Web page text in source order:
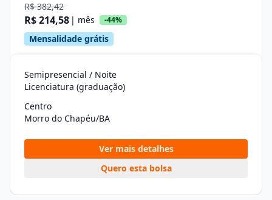
R$ 382,42
R$ 214,58 | mês -44%
Mensalidade grátis
Semipresencial / Noite
Licenciatura (graduação)
Centro
Morro do Chapéu/BA
Ver mais detalhes
Quero esta bolsa